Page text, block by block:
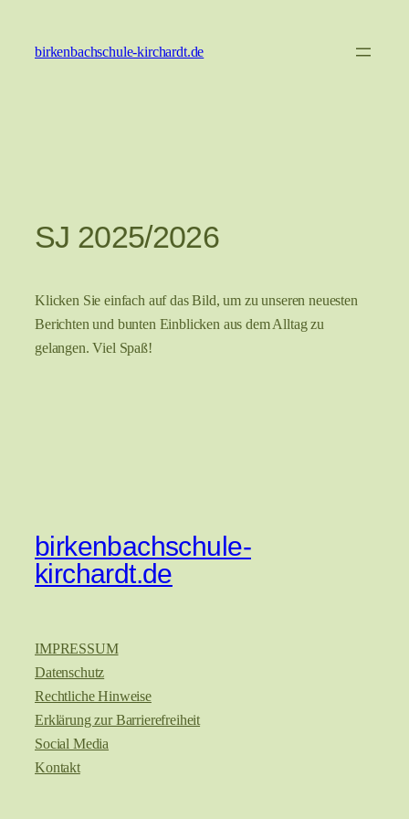
birkenbachschule-kirchardt.de
SJ 2025/2026
Klicken Sie einfach auf das Bild, um zu unseren neuesten
Berichten und bunten Einblicken aus dem Alltag zu
gelangen. Viel Spaß!
birkenbachschule-
kirchardt.de
IMPRESSUM
Datenschutz
Rechtliche Hinweise
Erklärung zur Barrierefreiheit
Social Media
Kontakt